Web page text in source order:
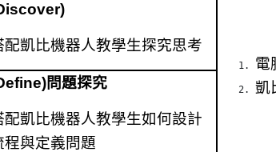
配凱比機器人教學生探究思考
電
凱
問題探究
配凱比機器人教學生如何設計
程與定義問題